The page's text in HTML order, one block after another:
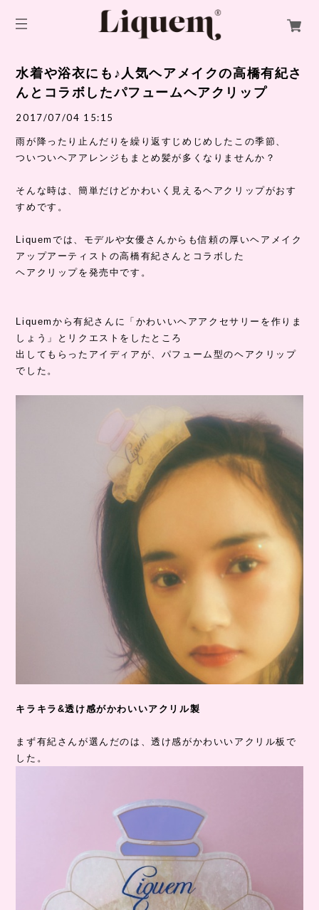
水着や浴衣にも♪人気ヘアメイクの高橋有紀さ
んとコラボしたパフュームヘアクリップ
2017/07/04 15:15
雨が降ったり止んだりを繰り返すじめじめしたこの季節、
ついついヘアアレンジもまとめ髪が多くなりませんか？
そんな時は、簡単だけどかわいく見えるヘアクリップがおす
すめです。
Liquemでは、モデルや女優さんからも信頼の厚いヘアメイク
アップアーティストの高橋有紀さんとコラボした
ヘアクリップを発売中です。
Liquemから有紀さんに「かわいいヘアアクセサリーを作りま
しょう」とリクエストをしたところ
出してもらったアイディアが、パフューム型のヘアクリップ
でした。
キラキラ&透け感がかわいいアクリル製
まず有紀さんが選んだのは、透け感がかわいいアクリル板で
した。